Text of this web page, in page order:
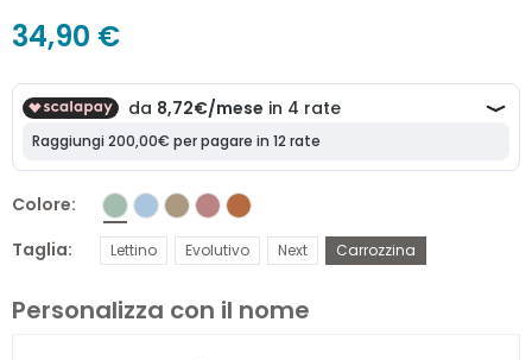
accompagnare con stile ogni momento della prima infanzia,
34,90 €
Colore
Taglia
Lettino Evolutivo Next Carrozzina
Personalizza con il nome